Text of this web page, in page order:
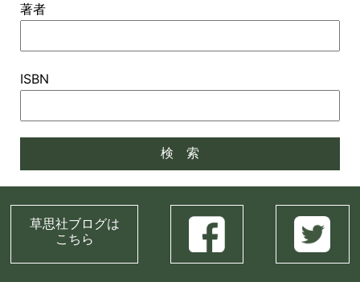
著者
ISBN
草思社ブログは
こちら